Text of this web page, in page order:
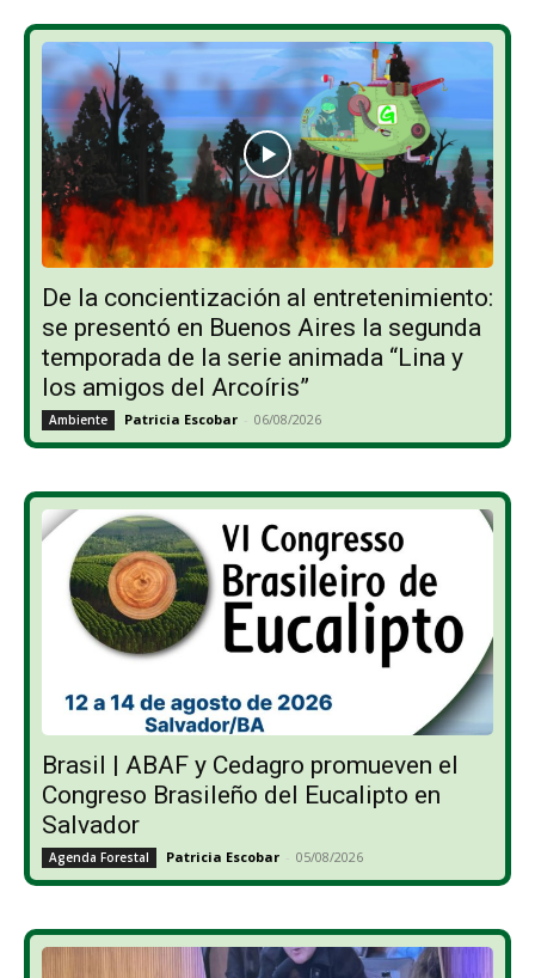
De la concientización al entretenimiento:
se presentó en Buenos Aires la segunda
temporada de la serie animada “Lina y
los amigos del Arcoíris”
Ambiente Patricia Escobar - 06/08/2026
Brasil | ABAF y Cedagro promueven el
Congreso Brasileño del Eucalipto en
Salvador
Agenda Forestal Patricia Escobar - 05/08/2026